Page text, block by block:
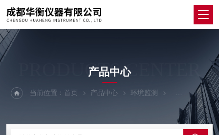
PRODUCTS CENTER
产品中心
当前位置：首页 产品中心 环境监测 声级计/噪音计/